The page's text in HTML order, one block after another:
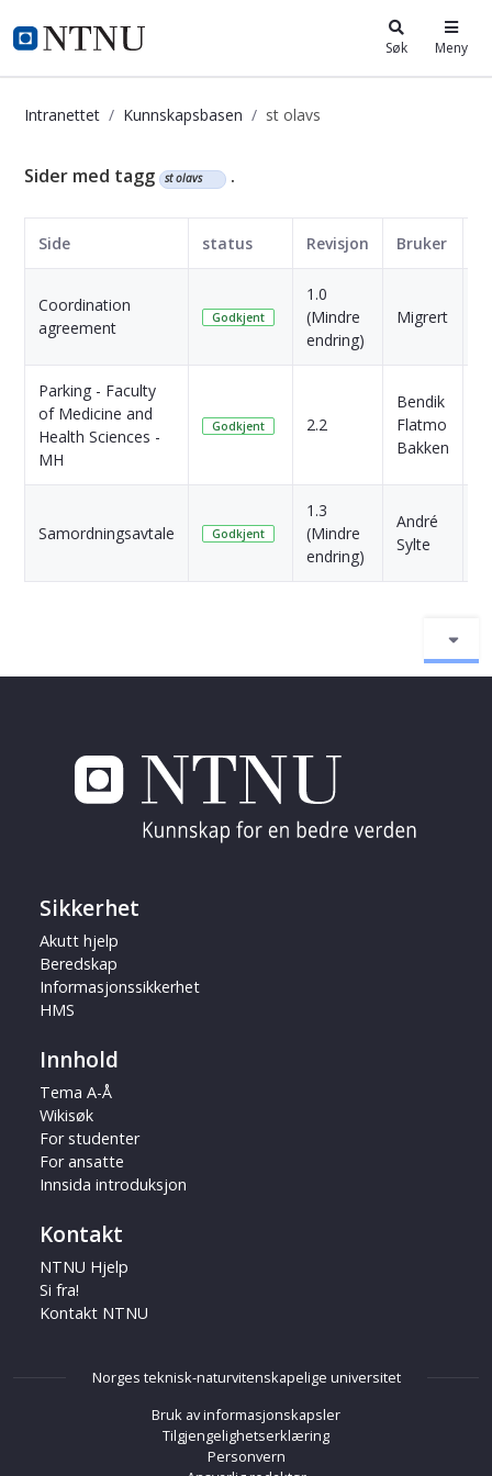
i.ntnu.no Søk Meny
Intranettet Kunnskapsbasen st olavs
Kunnskapsbasen
Sider med tagg st olavs .
Side status Revisjon Bruker
Coordination
agreement
Godkjent
1.0
(Mindre
endring)
Migrert
Parking - Faculty
of Medicine and
Health Sciences -
MH
Godkjent 2.2
Bendik
Flatmo
Bakken
Samordningsavtale Godkjent
1.3
(Mindre
endring)
André
Sylte
Sikkerhet
Akutt hjelp
Beredskap
Informasjonssikkerhet
HMS
Innhold
Tema A-Å
Wikisøk
For studenter
For ansatte
Innsida introduksjon
Kontakt
NTNU Hjelp
Si fra!
Kontakt NTNU
Norges teknisk-naturvitenskapelige universitet
Bruk av informasjonskapsler
Tilgjengelighetserklæring
Personvern